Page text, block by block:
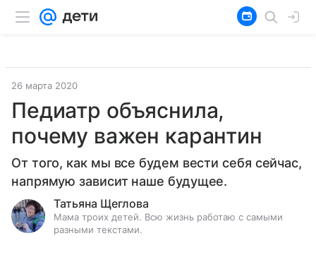
26 марта 2020
Педиатр объяснила,
почему важен карантин
От того, как мы все будем вести себя сейчас,
напрямую зависит наше будущее.
Татьяна Щеглова
Мама троих детей. Всю жизнь работаю с самыми
разными текстами.